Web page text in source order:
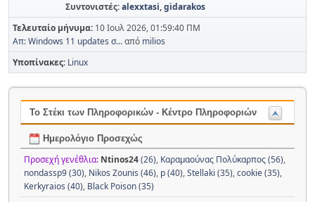
Συντονιστές:alexxtasi,gidarakos
Τελευταίο μήνυμα: 10 Ιουλ 2026, 01:59:40 ΠΜ
Απ: Windows 11 updates σ...από milios
Υποπίνακες Linux
Το Στέκι των Πληροφορικών - Κέντρο Πληροφοριών
Ημερολόγιο Προσεχώς
Προσεχή γενέθλια: Ntinos24(26), Καραμαούνας Πολύκαρπος (56),
nondassp9 (30), Nikos Zounis (46), p (40),Stellaki (35),cookie (35),
Kerkyraios (40), Black Poison (35)